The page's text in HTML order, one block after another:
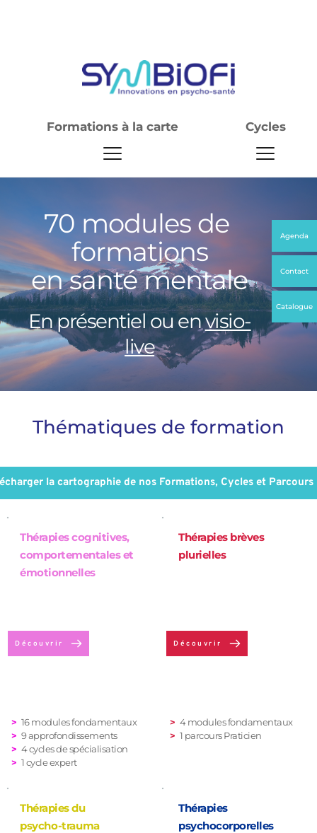
Formations à la carte Cycles
70 modules de
formations
en santé mentale
En présentiel ou envisio-
live
Agenda
Contact
Catalogue
Thématiques de formation
la cartographie de nos Formations, Cycles et Parcours
Thérapies cognitives,
comportementales et
émotionnelles
Découvrir
> 16 modules fondamentaux
> 9 approfondissements
> 4 cycles de spécialisation
> 1 cycle expert
Thérapies brèves
plurielles
Découvrir
> 4 modules fondamentaux
> 1 parcours Praticien
Thérapies du
psycho-trauma
Thérapies
psychocorporelles